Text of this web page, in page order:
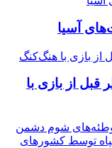
آسیا
از بازی با